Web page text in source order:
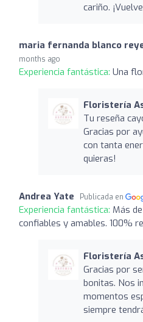
cariño.
maria fernanda blanco
months ago
Experiencia fantástica: Una
Floristería
Tu reseña
Gracias por
con tanta
quieras!
Andrea Yate Publicada en
Experiencia fantástica: Más
confiables y amables. 100%
Floristería
Gracias por
bonitas. Nos
momentos
siempre